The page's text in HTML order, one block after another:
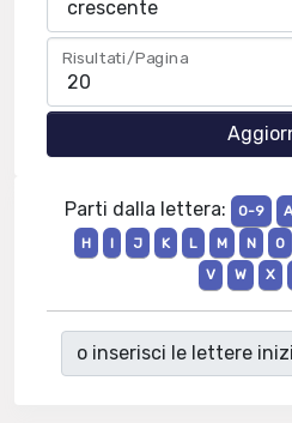
Risultati/Pagina
Parti dalla lettera: 0-9 A
H
I J K L M N O
V
W X
o inserisci le lettere